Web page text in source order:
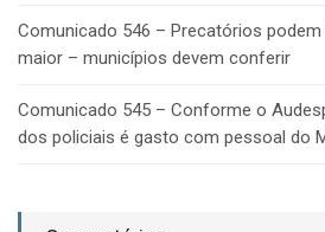
Comunicado 546 – Precatórios
maior – municípios devem conferir
Comunicado 545 – Conforme o
dos policiais é gasto com pessoal do